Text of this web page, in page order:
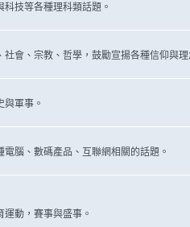
技等各種理科類話題。
社會、宗教、哲學，鼓勵宣揚各種信仰與理
與軍事。
腦、數碼產品、互聯網相關的話題。
動，賽事與盛事。